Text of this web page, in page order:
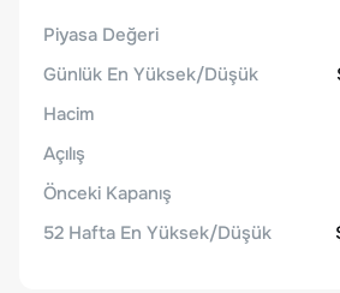
Piyasa Değeri
Günlük En Yüksek/Düşük
Hacim
Açılış
Önceki Kapanış
52 Hafta En Yüksek/Düşük